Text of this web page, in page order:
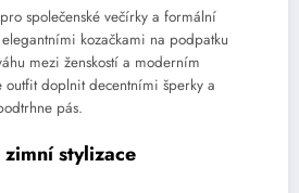
společenské večírky a formální
kozačkami na podpatku
mezi ženskostí a moderním
doplnit decentními šperky a
pás.
stylizace